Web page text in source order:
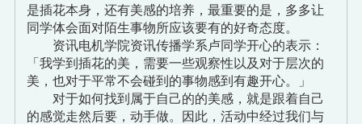
是插花本身，还有美感的培养，最重要的是，多多让
同学体会面对陌生事物所应该要有的好奇态度。
资讯电机学院资讯传播学系卢同学开心的表示：
「我学到插花的美，需要一些观察性以及对于层次的
美，也对于平常不会碰到的事物感到有趣开心。」
对于如何找到属于自己的的美感，就是跟着自己
的感觉走然后要，动手做。因此，活动中经过我们与